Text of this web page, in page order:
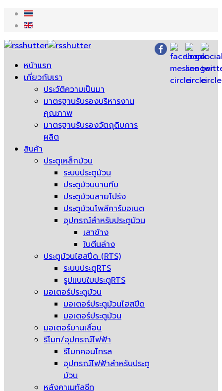
หน้าแรก
เกี่ยวกับเรา
ประวัติความเป็นมา
มาตรฐานรับรองบริหารงาน
คุณภาพ
มาตรฐานรับรองวัตถุดิบการ
ผลิต
สินค้า
ประตูเหล็กม้วน
ระบบประตูม้วน
ประตูม้วนบานทึบ
ประตูม้วนลายโปร่ง
ประตูม้วนโพลีคาร์บอเนต
อุปกรณ์สำหรับประตูม้วน
เสาข้าง
ใบตีนล่าง
ประตูม้วนไฮสปีด (RTS)
ระบบประตูRTS
รูปแบบใบประตูRTS
มอเตอร์ประตูม้วน
มอเตอร์ประตูม้วนไฮสปีด
มอเตอร์ประตูม้วน
มอเตอร์บานเลื่อน
รีโมท/อุปกรณ์ไฟฟ้า
รีโมทคอนโทรล
อุปกรณ์ไฟฟ้าสำหรับประตู
ม้วน
หลังคาเมทัลชีท